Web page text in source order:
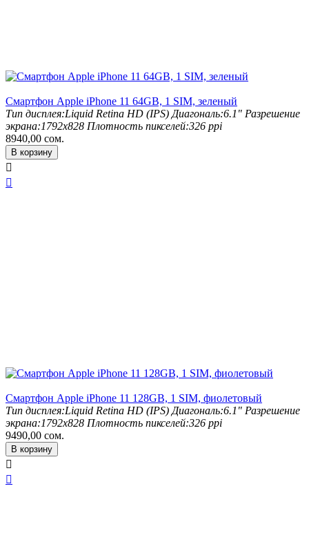
Смартфон Apple iPhone 11 64GB, 1 SIM, зеленый
Тип дисплея:Liquid Retina HD (IPS) Диагональ:6.1" Разрешение
экрана:1792x828 Плотность пикселей:326 ppi
8940,00 сом.
В корзину


Смартфон Apple iPhone 11 128GB, 1 SIM, фиолетовый
Тип дисплея:Liquid Retina HD (IPS) Диагональ:6.1" Разрешение
экрана:1792x828 Плотность пикселей:326 ppi
9490,00 сом.
В корзину

